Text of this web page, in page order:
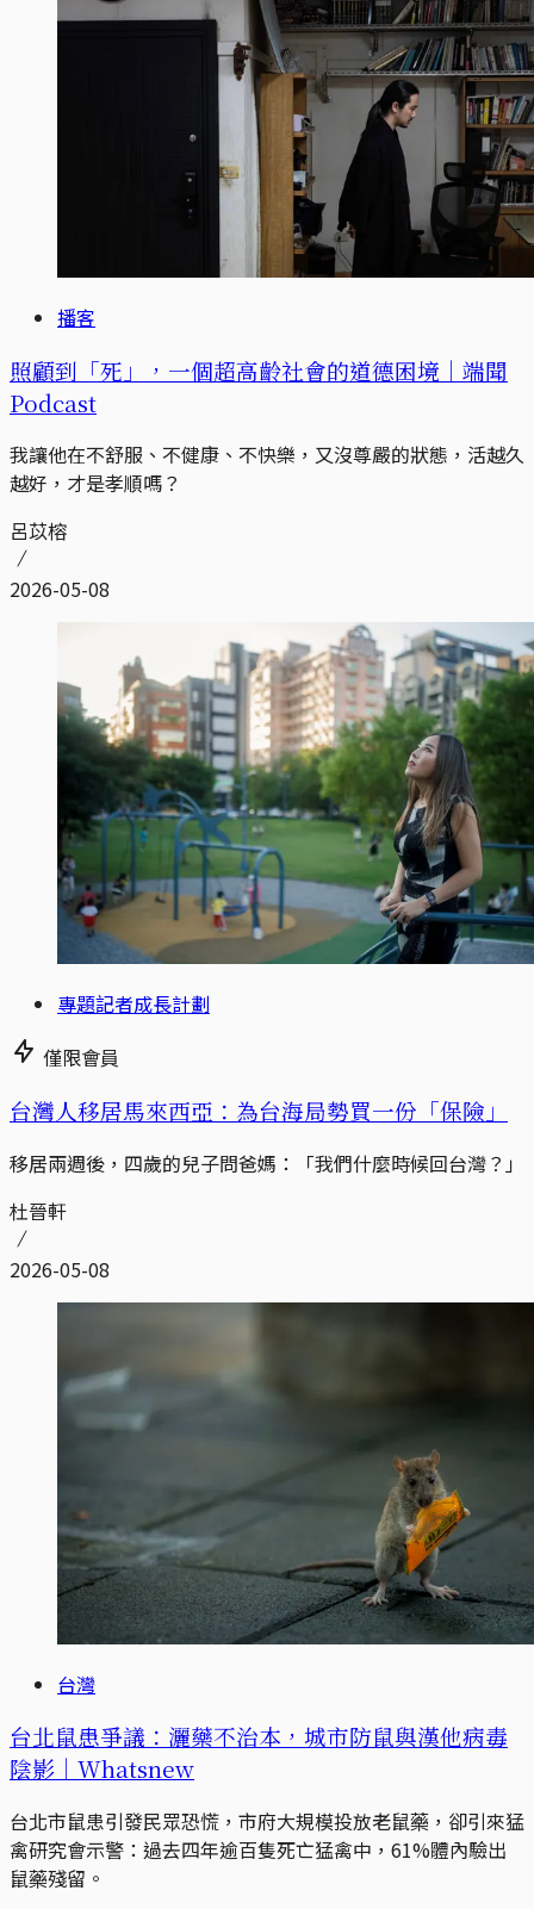
播客
照顧到「死」，一個超高齡社會的道德困境｜端聞
Podcast
我讓他在不舒服、不健康、不快樂，又沒尊嚴的狀態，活越久
越好，才是孝順嗎？
呂苡榕
2026-05-08
專題記者成長計劃
僅限會員
台灣人移居馬來西亞：為台海局勢買一份「保險」
移居兩週後，四歲的兒子問爸媽：「我們什麼時候回台灣？」
杜晉軒
2026-05-08
台灣
台北鼠患爭議：灑藥不治本，城市防鼠與漢他病毒
陰影｜Whatsnew
台北市鼠患引發民眾恐慌，市府大規模投放老鼠藥，卻引來猛
禽研究會示警：過去四年逾百隻死亡猛禽中，61%體內驗出
鼠藥殘留。